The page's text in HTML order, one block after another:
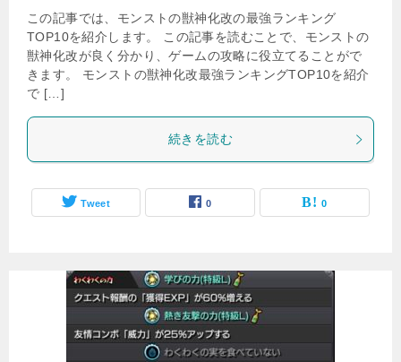
この記事では、モンストの獣神化改の最強ランキング
TOP10を紹介します。 この記事を読むことで、モンストの
獣神化改が良く分かり、ゲームの攻略に役立てることがで
きます。 モンストの獣神化改最強ランキングTOP10を紹介
で […]
続きを読む
Tweet 0 0